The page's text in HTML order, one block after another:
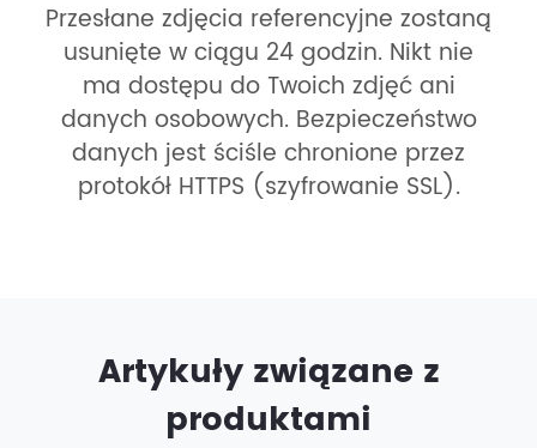
Przesłane zdjęcia referencyjne zostaną
usunięte w ciągu 24 godzin. Nikt nie
ma dostępu do Twoich zdjęć ani
danych osobowych. Bezpieczeństwo
danych jest ściśle chronione przez
protokół HTTPS (szyfrowanie SSL).
Artykuły związane z
produktami